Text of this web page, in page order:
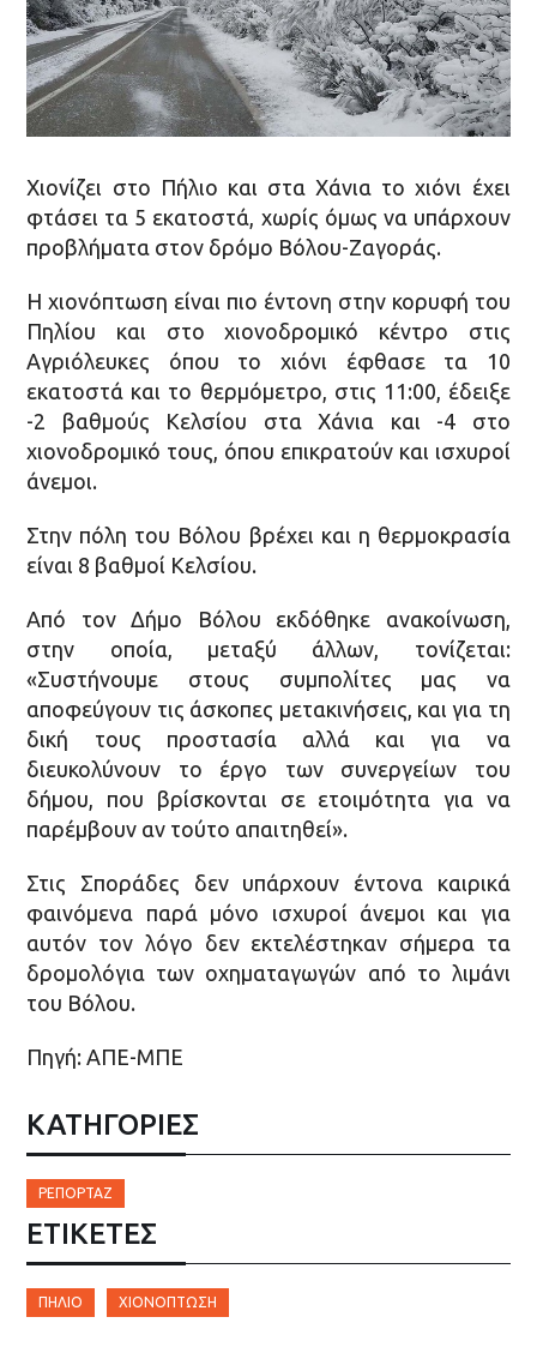
Χιονίζει στο Πήλιο και στα Χάνια το χιόνι έχει
φτάσει τα 5 εκατοστά, χωρίς όμως να υπάρχουν
προβλήματα στον δρόμο Βόλου-Ζαγοράς.
Η χιονόπτωση είναι πιο έντονη στην κορυφή του
Πηλίου και στο χιονοδρομικό κέντρο στις
Αγριόλευκες όπου το χιόνι έφθασε τα 10
εκατοστά και το θερμόμετρο, στις 11:00, έδειξε
-2 βαθμούς Κελσίου στα Χάνια και -4 στο
χιονοδρομικό τους, όπου επικρατούν και ισχυροί
άνεμοι.
Στην πόλη του Βόλου βρέχει και η θερμοκρασία
είναι 8 βαθμοί Κελσίου.
Από τον Δήμο Βόλου εκδόθηκε ανακοίνωση,
στην οποία, μεταξύ άλλων, τονίζεται:
«Συστήνουμε στους συμπολίτες μας να
αποφεύγουν τις άσκοπες μετακινήσεις, και για τη
δική τους προστασία αλλά και για να
διευκολύνουν το έργο των συνεργείων του
δήμου, που βρίσκονται σε ετοιμότητα για να
παρέμβουν αν τούτο απαιτηθεί».
Στις Σποράδες δεν υπάρχουν έντονα καιρικά
φαινόμενα παρά μόνο ισχυροί άνεμοι και για
αυτόν τον λόγο δεν εκτελέστηκαν σήμερα τα
δρομολόγια των οχηματαγωγών από το λιμάνι
του Βόλου.
Πηγή: ΑΠΕ-ΜΠΕ
ΚΑΤΗΓΟΡΙΕΣ
ΡΕΠΟΡΤΆΖ
ΕΤΙΚΈΤΕΣ
ΠΉΛΙΟ ΧΙΟΝΌΠΤΩΣΗ